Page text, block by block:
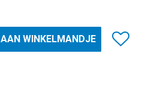
WINKELMANDJE